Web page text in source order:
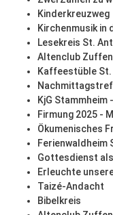
Kinderkreuzweg
Kirchenmusik in
Lesekreis St.
Altenclub
Kaffeestüble
KjG
Firmung 2025 -
Ökumenisches
Ferienwaldheim
Gottesdienst
Erleuchte
Taizé-Andacht
Bibelkreis